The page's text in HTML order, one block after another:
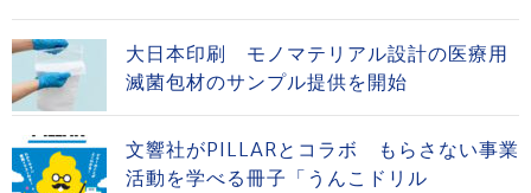
大日本印刷 モノマテリアル設計の医療用
滅菌包材のサンプル提供を開始
文響社がPILLARとコラボ もらさない事業
活動を学べる冊子「うんこドリル